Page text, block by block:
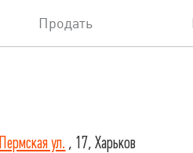
Продать
Пермская ул. , 17, Харьков